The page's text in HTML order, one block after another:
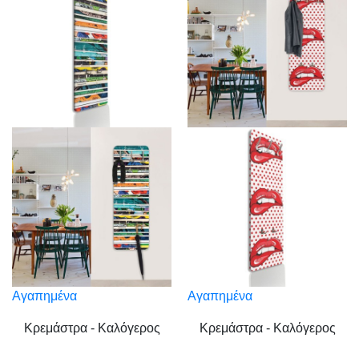
Αγαπημένα
Κρεμάστρα - Καλόγερος
Αγαπημένα
Κρεμάστρα - Καλόγερος